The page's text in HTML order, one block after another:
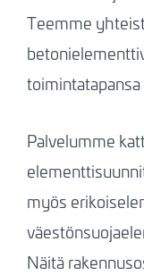
Teemme
Palvelumme
myös
Näitä